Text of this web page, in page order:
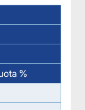
%